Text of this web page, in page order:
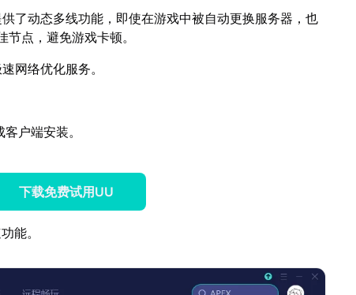
供了动态多线功能，即使在游戏中被自动更换服务器，也
点，避免游戏卡顿。
网络优化服务。
户端安装。
下载免费试用UU
能。